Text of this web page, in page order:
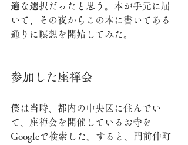
適な選択だったと思う。本が手元に届
いて、その夜からこの本に書いてある
通りに瞑想を開始してみた。
参加した座禅会
僕は当時、都内の中央区に住んでい
て、座禅会を開催しているお寺を
Googleで検索した。すると、門前仲町